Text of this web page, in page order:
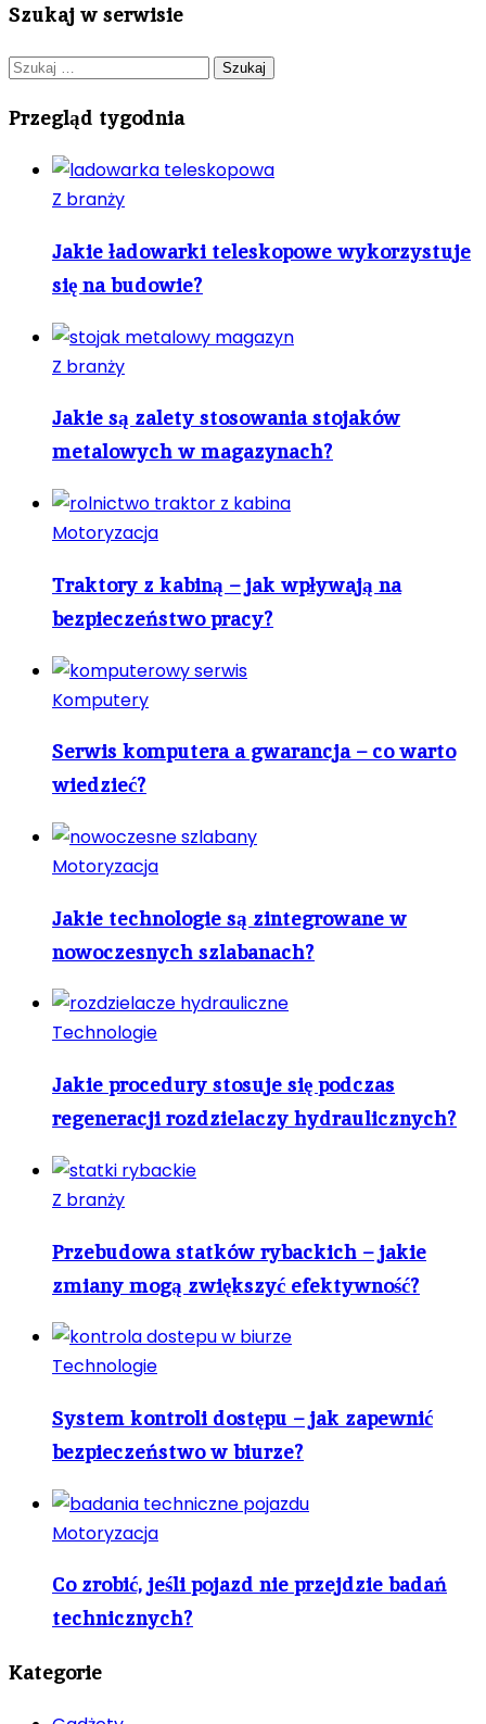
Szukaj w serwisie
Szukaj:
Przegląd tygodnia
Z branży
Jakie ładowarki teleskopowe wykorzystuje
się na budowie?
Z branży
Jakie są zalety stosowania stojaków
metalowych w magazynach?
Motoryzacja
Traktory z kabiną – jak wpływają na
bezpieczeństwo pracy?
Komputery
Serwis komputera a gwarancja – co warto
wiedzieć?
Motoryzacja
Jakie technologie są zintegrowane w
nowoczesnych szlabanach?
Technologie
Jakie procedury stosuje się podczas
regeneracji rozdzielaczy hydraulicznych?
Z branży
Przebudowa statków rybackich – jakie
zmiany mogą zwiększyć efektywność?
Technologie
System kontroli dostępu – jak zapewnić
bezpieczeństwo w biurze?
Motoryzacja
Co zrobić, jeśli pojazd nie przejdzie badań
technicznych?
Kategorie